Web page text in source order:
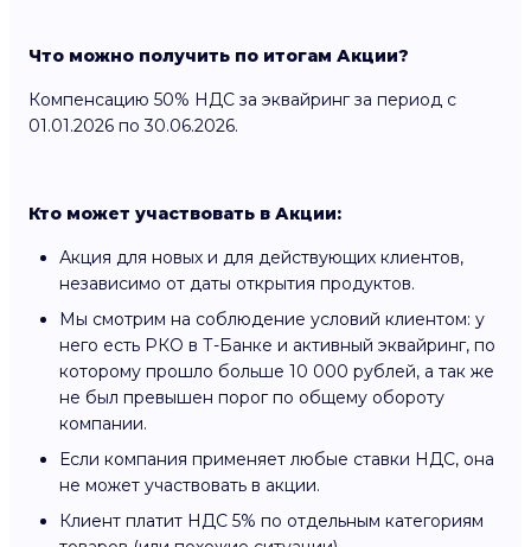
Что можно получить по итогам Акции?
Компенсацию 50% НДС за эквайринг за период с
01.01.2026 по 30.06.2026.
Кто может участвовать в Акции:
Акция для новых и для действующих клиентов,
независимо от даты открытия продуктов.
Мы смотрим на соблюдение условий клиентом: у
него есть РКО в Т-Банке и активный эквайринг, по
которому прошло больше 10 000 рублей, а так же
не был превышен порог по общему обороту
компании.
Если компания применяет любые ставки НДС, она
не может участвовать в акции.
Клиент платит НДС 5% по отдельным категориям